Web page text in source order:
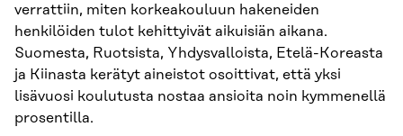
verrattiin, miten korkeakouluun hakeneiden
henkilöiden tulot kehittyivät aikuisiän aikana.
Suomesta, Ruotsista, Yhdysvalloista, Etelä-Koreasta
ja Kiinasta kerätyt aineistot osoittivat, että yksi
lisävuosi koulutusta nostaa ansioita noin kymmenellä
prosentilla.